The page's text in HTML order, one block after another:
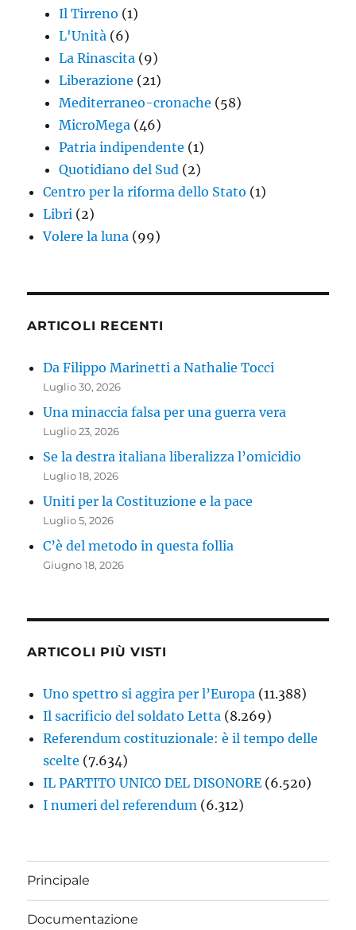
Il Tirreno (1)
L'Unità (6)
La Rinascita (9)
Liberazione (21)
Mediterraneo-cronache (58)
MicroMega (46)
Patria indipendente (1)
Quotidiano del Sud (2)
Centro per la riforma dello Stato (1)
Libri (2)
Volere la luna (99)
ARTICOLI RECENTI
Da Filippo Marinetti a Nathalie Tocci
Luglio 30, 2026
Una minaccia falsa per una guerra vera
Luglio 23, 2026
Se la destra italiana liberalizza l’omicidio
Luglio 18, 2026
Uniti per la Costituzione e la pace
Luglio 5, 2026
C’è del metodo in questa follia
Giugno 18, 2026
ARTICOLI PIÙ VISTI
Uno spettro si aggira per l’Europa (11.388)
Il sacrificio del soldato Letta (8.269)
Referendum costituzionale: è il tempo delle
scelte (7.634)
IL PARTITO UNICO DEL DISONORE (6.520)
I numeri del referendum (6.312)
Principale
Documentazione